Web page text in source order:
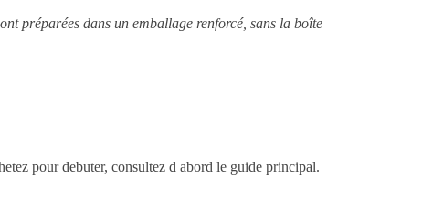
préparées dans un emballage renforcé, sans la boîte
pour debuter, consultez d abord le guide principal.